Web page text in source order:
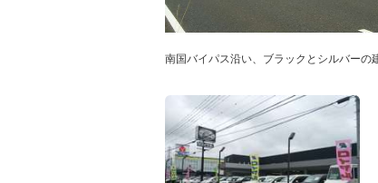
南国バイパス沿い、ブラックとシルバーの